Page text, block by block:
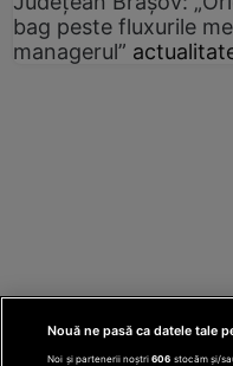
bag peste fluxurile
managerul”
Nouă ne pasă ca datele tale
Noi și partenerii noștri606 stocăm și/